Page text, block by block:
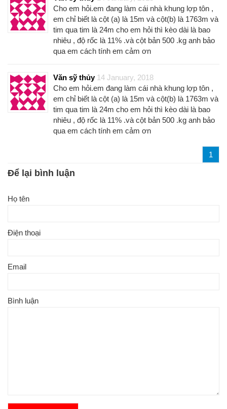
Cho em hỏi.em đang làm cái nhà khung lợp tôn ,
em chỉ biết là cột (a) là 15m và cột(b) là 1763m và
tim qua tim là 24m cho em hỏi thì kèo dài là bao
nhiêu , độ rốc là 11% .và cột bản 500 .kg anh bảo
qua em cách tính em cảm ơn
Văn sỹ thủy 14 January, 2018
Cho em hỏi.em đang làm cái nhà khung lợp tôn ,
em chỉ biết là cột (a) là 15m và cột(b) là 1763m và
tim qua tim là 24m cho em hỏi thì kèo dài là bao
nhiêu , độ rốc là 11% .và cột bản 500 .kg anh bảo
qua em cách tính em cảm ơn
1
Để lại bình luận
Họ tên
Điện thoại
Email
Bình luận